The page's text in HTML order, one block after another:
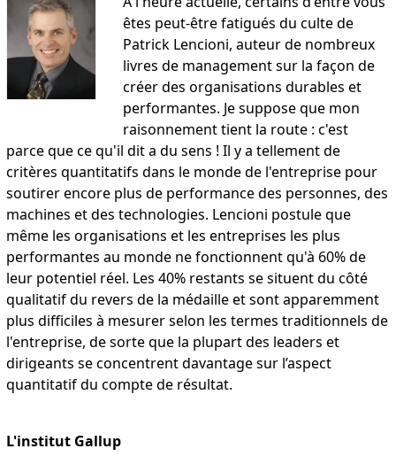
êtes peut-être fatigués du culte de
Patrick Lencioni, auteur de nombreux
livres de management sur la façon de
créer des organisations durables et
performantes. Je suppose que mon
raisonnement tient la route : c'est
parce que ce qu'il dit a du sens ! Il y a tellement de
critères quantitatifs dans le monde de l'entreprise pour
soutirer encore plus de performance des personnes, des
machines et des technologies. Lencioni postule que
même les organisations et les entreprises les plus
performantes au monde ne fonctionnent qu'à 60% de
leur potentiel réel. Les 40% restants se situent du côté
qualitatif du revers de la médaille et sont apparemment
plus difficiles à mesurer selon les termes traditionnels de
l'entreprise, de sorte que la plupart des leaders et
dirigeants se concentrent davantage sur l’aspect
quantitatif du compte de résultat.
L'institut Gallup